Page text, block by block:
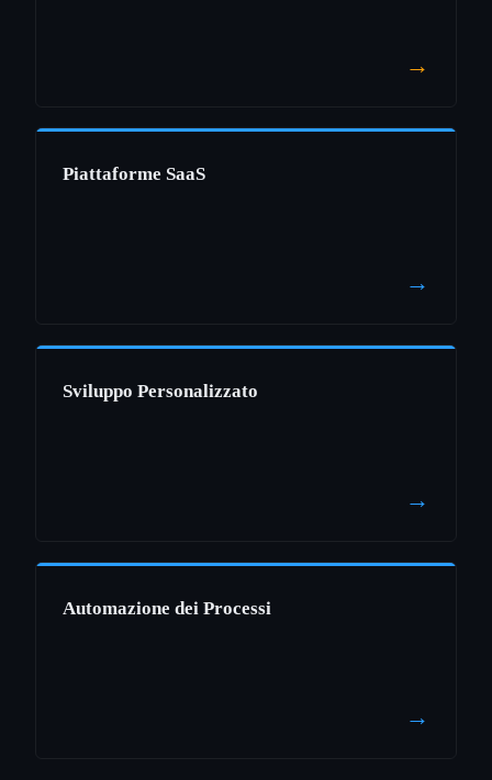
→
Piattaforme SaaS
→
Sviluppo Personalizzato
→
Automazione dei Processi
→